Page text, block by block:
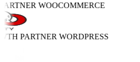
WOOCOMMERCE
PARTNERWORDPRESS